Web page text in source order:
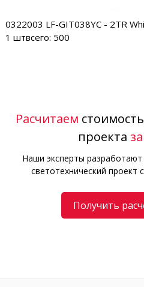
0322003 LF-GIT038YC - 2TR
1 штвсего: 500
Расчитаем
проекта
Наши эксперты
светотехнический проект
Получить